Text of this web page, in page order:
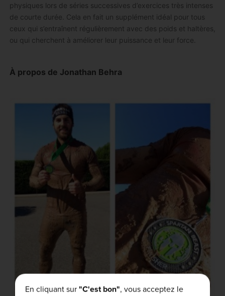
physiques lors de séries successives d’exercices très intenses
de courte durée. Cela en fait un supplément idéal pour tous
ceux qui s’entraînent régulièrement avec des poids et haltères,
ou qui cherchent à améliorer leur puissance et leur force.
À propos de Jonathan Behra
En cliquant sur"C'est bon", vous acceptez le